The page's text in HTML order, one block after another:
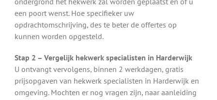
een poort wenst. Hoe specifieker uw
opdrachtomschrijving, des te beter de offertes op
kunnen worden opgesteld.
Stap 2 – Vergelijk hekwerk specialisten in Harderwijk
U ontvangt vervolgens, binnen 2 werkdagen, gratis
prijsopgaven van hekwerk specialisten in Harderwijk en
omgeving. Mochten er nog vragen zijn, naar aanleiding